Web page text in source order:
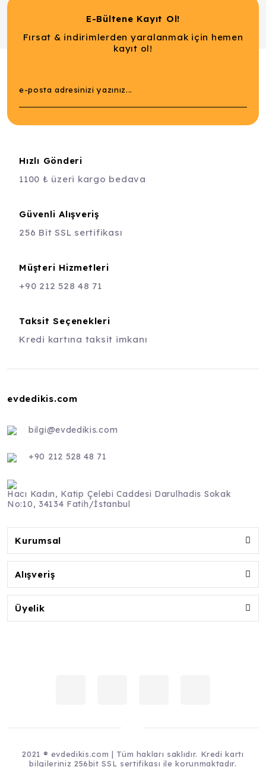
E-Bültene Kayıt Ol!
Fırsat & indirimlerden yaralanmak için hemen
kayıt ol!
Hızlı Gönderi
1100 ₺ üzeri kargo bedava
Güvenli Alışveriş
256 Bit SSL sertifikası
Müşteri Hizmetleri
+90 212 528 48 71
Taksit Seçenekleri
Kredi kartına taksit imkanı
evdedikis.com
bilgi@evdedikis.com
+90 212 528 48 71
Hacı Kadın, Katip Çelebi Caddesi Darulhadis Sokak
No:10, 34134 Fatih/İstanbul
Kurumsal
Alışveriş
Üyelik
2021 ® evdedikis.com | Tüm hakları saklıdır. Kredi kartı
bilgileriniz 256bit SSL sertifikası ile korunmaktadır.